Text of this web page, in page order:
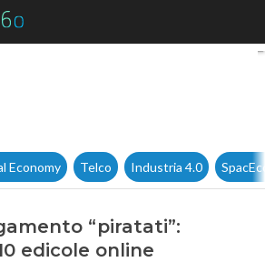
Giornali a pagamento
Economy Telco Industria 4.0
“piratati”:
edicole online